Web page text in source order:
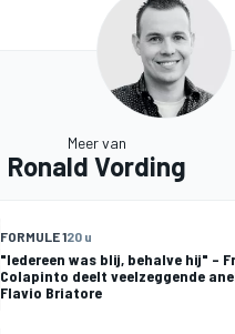
Meer van
Ronald Vording
FORMULE 120 u
"Iedereen was blij, behalve hij" –
Colapinto deelt veelzeggende
Flavio Briatore